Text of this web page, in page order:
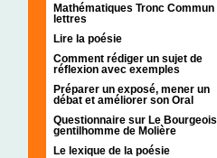
Mathématiques Tronc Commun
lettres
Lire la poésie
Comment rédiger un sujet de
réflexion avec exemples
Préparer un exposé, mener un
débat et améliorer son Oral
Questionnaire sur Le Bourgeois
gentilhomme de Molière
Le lexique de la poésie